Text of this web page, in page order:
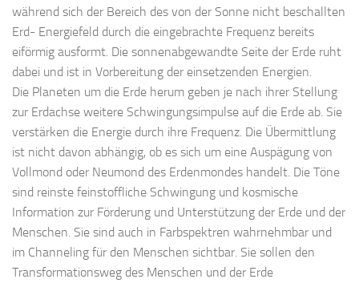
während sich der Bereich des von der Sonne nicht beschallten
Erd- Energiefeld durch die eingebrachte Frequenz bereits
eiförmig ausformt. Die sonnenabgewandte Seite der Erde ruht
dabei und ist in Vorbereitung der einsetzenden Energien.
Die Planeten um die Erde herum geben je nach ihrer Stellung
zur Erdachse weitere Schwingungsimpulse auf die Erde ab. Sie
verstärken die Energie durch ihre Frequenz. Die Übermittlung
ist nicht davon abhängig, ob es sich um eine Auspägung von
Vollmond oder Neumond des Erdenmondes handelt. Die Töne
sind reinste feinstoffliche Schwingung und kosmische
Information zur Förderung und Unterstützung der Erde und der
Menschen. Sie sind auch in Farbspektren wahrnehmbar und
im Channeling für den Menschen sichtbar. Sie sollen den
Transformationsweg des Menschen und der Erde